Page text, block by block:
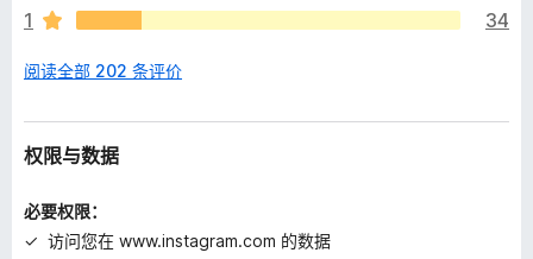
1
34
阅读全部 202 条评价
权限与数据
必要权限：
访问您在 www.instagram.com 的数据